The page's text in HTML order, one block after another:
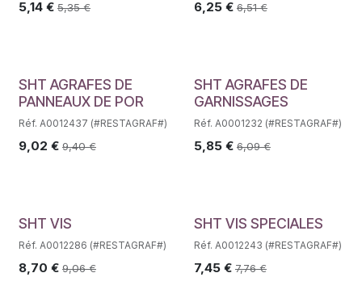
5,14 € 5,35€ 6,25€ 6,51€
SHT AGRAFES DE
PANNEAUX DE POR
Réf. A0012437 (#RESTAGRAF#)
9,02 € 9,40€
SHT AGRAFES DE
GARNISSAGES
Réf. A0001232 (#RESTAGRAF#)
5,85€ 6,09€
SHT VIS
Réf. A0012286 (#RESTAGRAF#)
8,70 € 9,06€
SHT VIS SPECIALES
Réf. A0012243 (#RESTAGRAF#)
7,45€ 7,76€